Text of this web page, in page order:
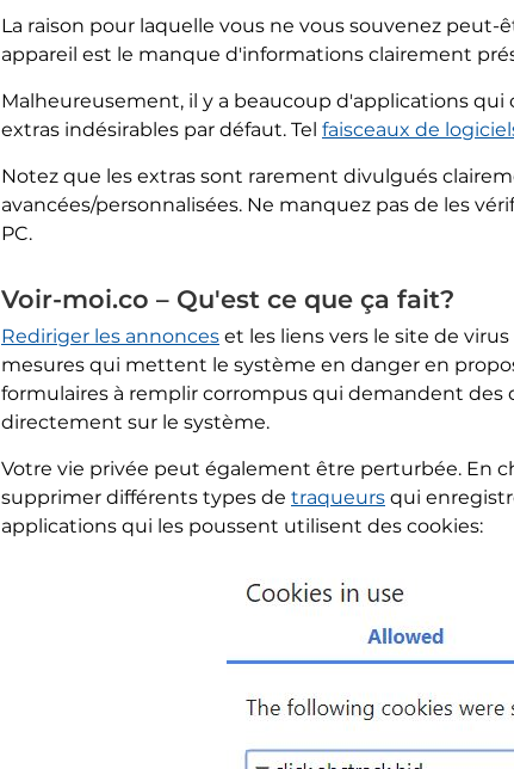
La raison pour laquelle vous ne vous souvenez
appareil est le manque d'informations clairement
Malheureusement, il y a beaucoup d'applications
extras indésirables par défaut. Tel faisceaux de
Notez que les extras sont rarement divulgués
avancées/personnalisées. Ne manquez pas de les
PC.
Voir-moi.co – Qu'est ce que ça fait?
Rediriger les annonces et les liens vers le site de
mesures qui mettent le système en danger en
formulaires à remplir corrompus qui demandent
directement sur le système.
Votre vie privée peut également être perturbée. En
supprimer différents types de traqueurs qui
applications qui les poussent utilisent des cookies: